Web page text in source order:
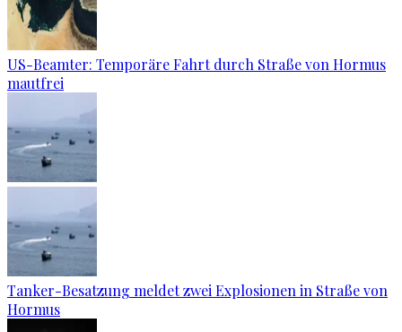
US-Beamter: Temporäre Fahrt durch Straße von Hormus
mautfrei
Tanker-Besatzung meldet zwei Explosionen in Straße von
Hormus